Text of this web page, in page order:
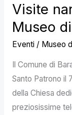
Visite
Museo
Eventi/ Museo
Il Comune di
Santo Patrono il
della Chiesa
preziosissime
Visite
narrate
Chiesa
e
al
Museo
di